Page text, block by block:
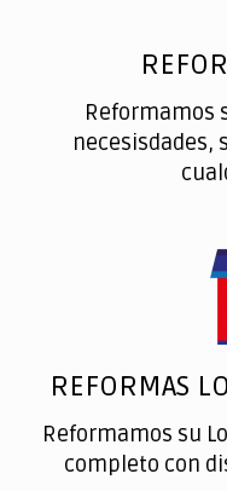
Reformamos
necesisdades,
REFORMAS
Reformamos su
completo con